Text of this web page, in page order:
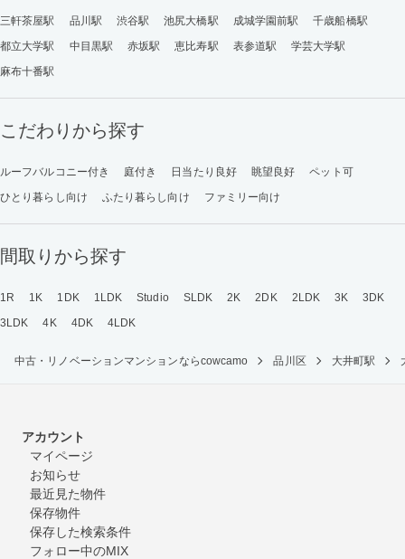
三軒茶屋駅 品川駅 渋谷駅 池尻大橋駅 成城学園前駅
千歳船橋駅
都立大学駅
中目黒駅 赤坂駅 恵比寿駅 表参道駅
学芸大学駅
麻布十番駅
こだわりから探す
ルーフバルコニー付き 庭付き 日当たり良好 眺望良好
ペット可
ひとり暮らし向け
ふたり暮らし向け ファミリー向け
間取りから探す
1R 1K 1DK 1LDK Studio SLDK 2K 2DK 2LDK 3K
3DK
3LDK
4K 4DK 4LDK
中古・リノベーションマンションならcowcamo 品川区 大井町駅
アカウント
マイページ
お知らせ
最近見た物件
保存物件
保存した検索条件
フォロー中のMIX